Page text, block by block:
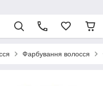
Фарбування волосся